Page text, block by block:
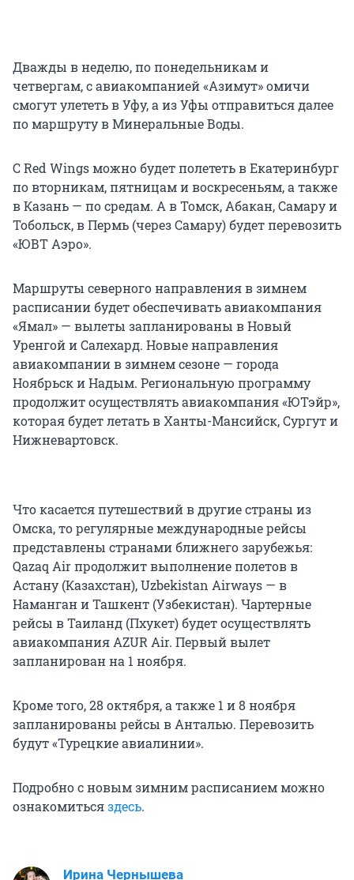
Дважды в неделю, по понедельникам и
четвергам, с авиакомпанией «Азимут» омичи
смогут улететь в Уфу, а из Уфы отправиться далее
по маршруту в Минеральные Воды.
С Red Wings можно будет полететь в Екатеринбург
по вторникам, пятницам и воскресеньям, а также
в Казань — по средам. А в Томск, Абакан, Самару и
Тобольск, в Пермь (через Самару) будет перевозить
«ЮВТ Аэро».
Маршруты северного направления в зимнем
расписании будет обеспечивать авиакомпания
«Ямал» — вылеты запланированы в Новый
Уренгой и Салехард. Новые направления
авиакомпании в зимнем сезоне — города
Ноябрьск и Надым. Региональную программу
продолжит осуществлять авиакомпания «ЮТэйр»,
которая будет летать в Ханты-Мансийск, Сургут и
Нижневартовск.
Что касается путешествий в другие страны из
Омска, то регулярные международные рейсы
представлены странами ближнего зарубежья:
Qazaq Air продолжит выполнение полетов в
Астану (Казахстан), Uzbekistan Airways — в
Наманган и Ташкент (Узбекистан). Чартерные
рейсы в Таиланд (Пхукет) будет осуществлять
авиакомпания AZUR Air. Первый вылет
запланирован на 1 ноября.
Кроме того, 28 октября, а также 1 и 8 ноября
запланированы рейсы в Анталью. Перевозить
будут «Турецкие авиалинии».
Подробно с новым зимним расписанием можно
ознакомитьсяздесь.
Ирина Чернышева